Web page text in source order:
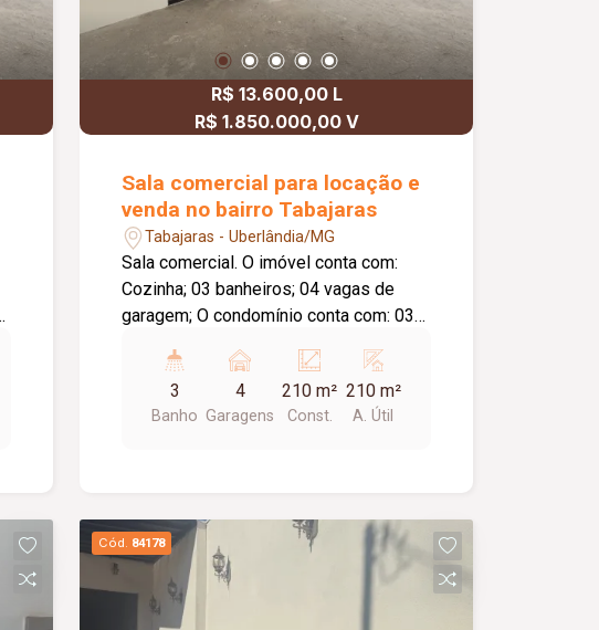
R$ 13.600,00 L
R$ 1.850.000,00 V
Sala comercial para locação e
venda no bairro Tabajaras
Tabajaras - Uberlândia/MG
Sala comercial. O imóvel conta com:
Cozinha; 03 banheiros; 04 vagas de
garagem; O condomínio conta com: 03
comercial.
3
Banho
4
Garagens
210 m²
Const.
210 m²
A. Útil
Cód. 84178